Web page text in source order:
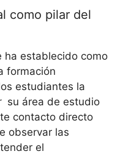
como pilar del
ha ​establecido como
formación
estudiantes la
⁣ su área de estudio
contacto ⁢directo⁤
observar ⁤las
el